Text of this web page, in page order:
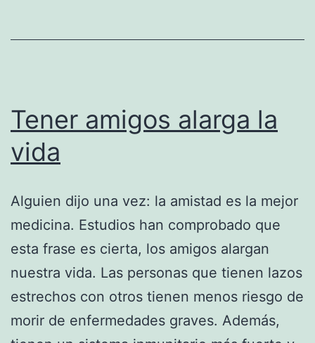
Tener amigos alarga la
vida
Alguien dijo una vez: la amistad es la mejor
medicina. Estudios han comprobado que
esta frase es cierta, los amigos alargan
nuestra vida. Las personas que tienen lazos
estrechos con otros tienen menos riesgo de
morir de enfermedades graves. Además,